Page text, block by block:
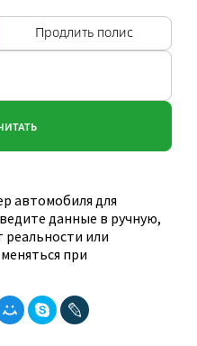
автомобиля для
данные в ручную,
реальности или
при